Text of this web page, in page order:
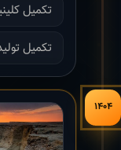
تکمیل
تکمیل
۱۴۰۴